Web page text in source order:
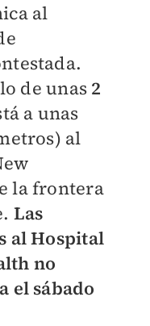
al
de unas 2
a unas
al
la frontera
Las
al Hospital
no
el sábado